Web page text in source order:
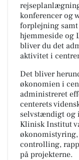
konferencer og
forplejning
hjemmeside og
bliver du det
aktivitet i
Det bliver
økonomien i
administreret
centerets
selvstændigt og
Klinisk Institut
controlling,
på projekterne.